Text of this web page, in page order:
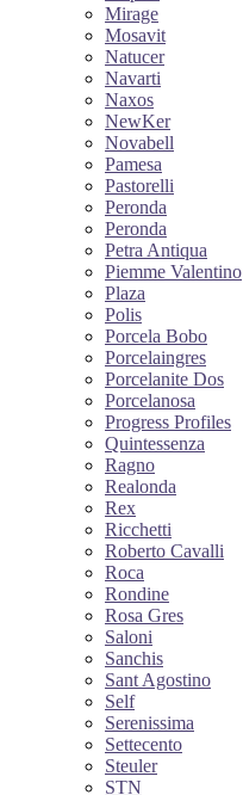
Mirage
Mosavit
Natucer
Navarti
Naxos
NewKer
Novabell
Pamesa
Pastorelli
Peronda
Peronda
Petra Antiqua
Piemme Valentino
Plaza
Polis
Porcela Bobo
Porcelaingres
Porcelanite Dos
Porcelanosa
Progress Profiles
Quintessenza
Ragno
Realonda
Rex
Ricchetti
Roberto Cavalli
Roca
Rondine
Rosa Gres
Saloni
Sanchis
Sant Agostino
Self
Serenissima
Settecento
Steuler
STN